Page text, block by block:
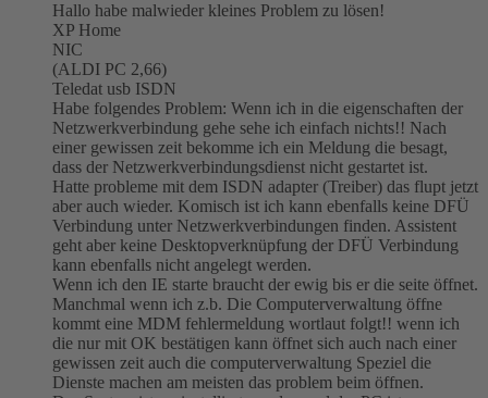
Hallo habe malwieder kleines Problem zu lösen!
XP Home
NIC
(ALDI PC 2,66)
Teledat usb ISDN
Habe folgendes Problem: Wenn ich in die eigenschaften der
Netzwerkverbindung gehe sehe ich einfach nichts!! Nach
einer gewissen zeit bekomme ich ein Meldung die besagt,
dass der Netzwerkverbindungsdienst nicht gestartet ist.
Hatte probleme mit dem ISDN adapter (Treiber) das flupt jetzt
aber auch wieder. Komisch ist ich kann ebenfalls keine DFÜ
Verbindung unter Netzwerkverbindungen finden. Assistent
geht aber keine Desktopverknüpfung der DFÜ Verbindung
kann ebenfalls nicht angelegt werden.
Wenn ich den IE starte braucht der ewig bis er die seite öffnet.
Manchmal wenn ich z.b. Die Computerverwaltung öffne
kommt eine MDM fehlermeldung wortlaut folgt!! wenn ich
die nur mit OK bestätigen kann öffnet sich auch nach einer
gewissen zeit auch die computerverwaltung Speziel die
Dienste machen am meisten das problem beim öffnen.